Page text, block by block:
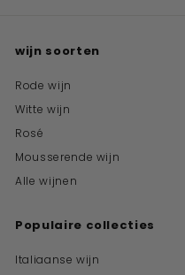
wijn soorten
Rode wijn
Witte wijn
Rosé
Mousserende wijn
Alle wijnen
Populaire collecties
Italiaanse wijn